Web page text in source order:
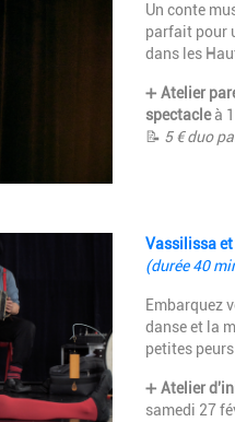
Un conte
parfait pour
dans les
➕ Atelier
spectacleà
📝 5 €duo
Description
Vassilissa et
(durée 40
Embarquez
danse et la
petites
➕ Atelier
samedi 27